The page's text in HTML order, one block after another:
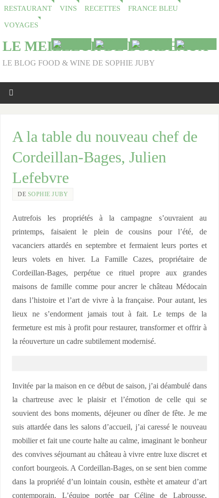
RESTAURANT VINS RECETTES FRANCE BLEU
VOYAGES
LE MEILLEUR DE BORDEAUX
LE BLOG FOOD & WINE DE SOPHIE JUBY
A la table du nouveau chef de
Cordeillan-Bages, Julien
Lefebvre
DE SOPHIE JUBY
Autrefois les propriétés à la campagne s’ouvraient au
printemps, faisaient le plein de cousins pour l’été, de
vacanciers attardés en septembre et fermaient leurs portes et
leurs volets en hiver. La Famille Cazes, propriétaire de
Cordeillan-Bages, perpétue ce rituel propre aux grandes
maisons de famille comme pour ancrer le château Médocain
dans l’histoire et l’art de vivre à la française. Pour autant, les
lieux ne s’endorment jamais tout à fait. Le temps de la
fermeture est mis à profit pour restaurer, transformer et offrir à
la réouverture un cadre subtilement modernisé.
Invitée par la maison en ce début de saison, j’ai déambulé dans
la chartreuse avec le plaisir et l’émotion de celle qui se
souvient des bons moments, déjeuner ou dîner de fête. Je me
suis attardée dans les salons d’accueil, j’ai caressé le nouveau
mobilier et fait une courte halte au calme, imaginant le bonheur
des convives séjournant au château à vivre entre luxe discret et
confort bourgeois. A Cordeillan-Bages, on se sent bien comme
dans la propriété d’un lointain cousin, esthète et amateur d’art
contemporain. L’équipe portée par Céline de Labrousse,